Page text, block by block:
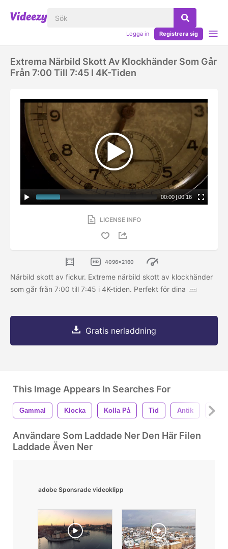
Logga in Registrera sig
Extrema Närbild Skott Av Klockhänder Som Går
Från 7:00 Till 7:45 I 4K-Tiden
00:00 | 00:16
LICENSE INFO
4096x2160
Närbild skott av fickur. Extreme närbild skott av klockhänder
som går från 7:00 till 7:45 i 4K-tiden. Perfekt för dina
Gratis nerladdning
This Image Appears In Searches For
Gammal Klocka Kolla På Tid Antik Retro
Användare Som Laddade Ner Den Här Filen
Laddade Även Ner
adobe Sponsrade videoklipp